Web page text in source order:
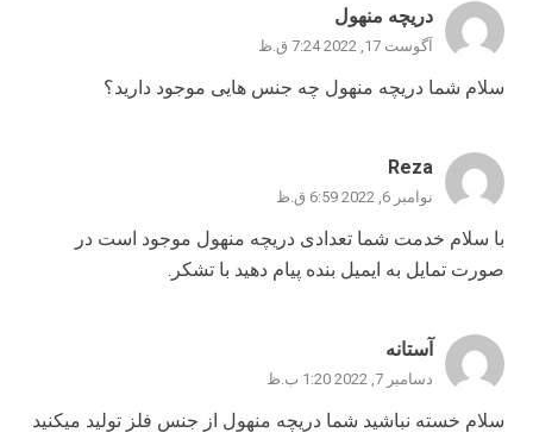
دریچه منهول
آگوست 17, 2022 7:24 ق.ظ
سلام شما دریچه منهول چه جنس هایی موجود دارید؟
Reza
نوامبر 6, 2022 6:59 ق.ظ
با سلام خدمت شما تعدادی دریچه منهول موجود است در
صورت تمایل به ایمیل بنده پیام دهید با تشکر.
آستانه
دسامبر 7, 2022 1:20 ب.ظ
سلام خسته نباشید شما دریچه منهول از جنس فلز تولید میکنید